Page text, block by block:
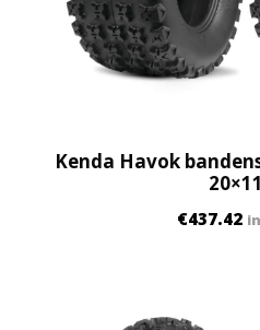
Kenda Havok
€437.42